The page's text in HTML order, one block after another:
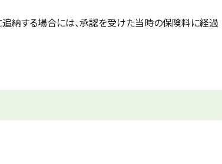
納する場合には、承認を受けた当時の保険料に経過